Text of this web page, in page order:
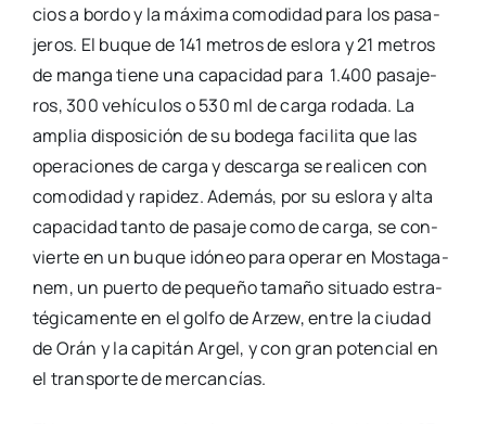
cios a bor­do y la máxi­ma como­di­dad para los pasa­
je­ros. El buque de 141 metros de eslo­ra y 21 metros
de man­ga tie­ne una capa­ci­dad para 1.400 pasa­je­
ros, 300 vehícu­los o 530 ml de car­ga roda­da. La
amplia dis­po­si­ción de su bode­ga faci­li­ta que las
ope­ra­cio­nes de car­ga y des­car­ga se reali­cen con
como­di­dad y rapi­dez. Ade­más, por su eslo­ra y alta
capa­ci­dad tan­to de pasa­je como de car­ga, se con­
vier­te en un buque idó­neo para ope­rar en Mos­ta­ga­
nem, un puer­to de peque­ño tama­ño situa­do estra­
té­gi­ca­men­te en el gol­fo de Arzew, entre la ciu­dad
de Orán y la capi­tán Argel, y con gran poten­cial en
el trans­por­te de mer­can­cías.